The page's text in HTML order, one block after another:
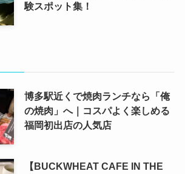
験スポット集！
博多駅近くで焼肉ランチなら「俺
の焼肉」へ｜コスパよく楽しめる
福岡初出店の人気店
【BUCKWHEAT CAFE IN THE